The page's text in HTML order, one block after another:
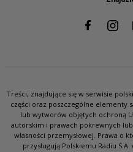
Treści, znajdujące się w serwisie
części oraz poszczególne elementy
lub wytworów objętych ochroną
autorskim i prawach pokrewnych
własności przemysłowej. Prawa o
przysługują Polskiemu Radiu